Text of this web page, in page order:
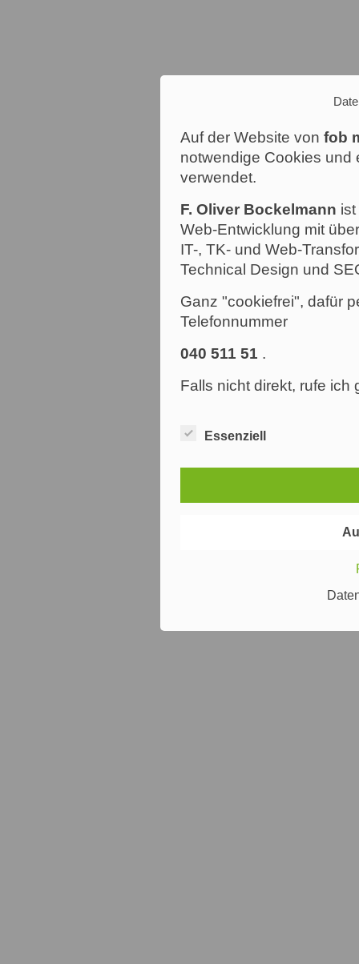
Auf der Website von fob
notwendige Cookies und
verwendet.
F. Oliver Bockelmann
Web-Entwicklung mit
IT-, TK- und Web-
Technical Design und
Ganz "cookiefrei", dafür
Telefonnummer
040 511 51 .
Falls nicht direkt, rufe ich
Essenziell